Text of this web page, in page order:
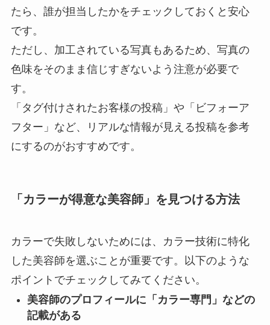
たら、 誰が担当したかをチェックしておく と安心
です。
ただし、加工されている写真もあるため、 写真の
色味をそのまま信じすぎないよう注意が必要で
す。
「タグ付けされたお客様の投稿」や「ビフォーア
フター」など、リアルな情報が見える投稿を参考
にするのがおすすめです。
「カラーが得意な美容師」を見つける方法
カラーで失敗しないためには、カラー技術に特化
した美容師を選ぶことが重要です。以下のような
ポイントでチェックしてみてください。
美容師のプロフィールに「カラー専門」などの
記載がある